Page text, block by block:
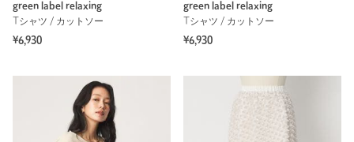
green label relaxing
Tシャツ / カットソー
¥6,930
green label relaxing
Tシャツ / カットソー
¥6,930